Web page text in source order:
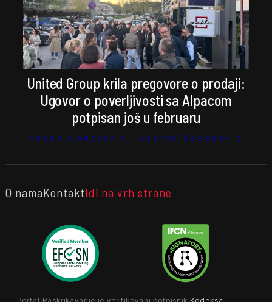
United Group krila pregovore o prodaji:
Ugovor o poverljivosti sa Alpacom
potpisan još u februaru
Vesna Radojević i Stefan Kosanović
O namaKontaktIdi na vrh strane